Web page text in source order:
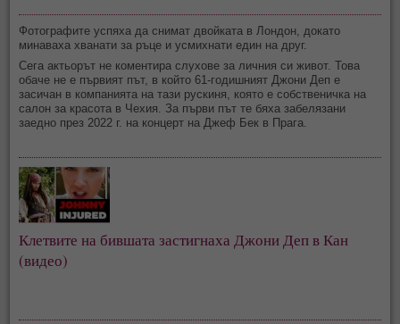
Фотографите успяха да снимат двойката в Лондон, докато
минаваха хванати за ръце и усмихнати един на друг.
Сега актьорът не коментира слухове за личния си живот. Това
обаче не е първият път, в който 61-годишният Джони Деп е
засичан в компанията на тази рускиня, която е собственичка на
салон за красота в Чехия. За първи път те бяха забелязани
заедно през 2022 г. на концерт на Джеф Бек в Прага.
Клетвите на бившата застигнаха Джони Деп в Кан
(видео)